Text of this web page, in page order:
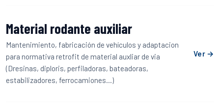
Material rodante auxiliar
Mantenimiento, fabricación de vehículos y adaptacion
para normativa retrofit de material auxliar de via
(Dresinas, diploris, perfiladoras, bateadoras,
estabilizadores, ferrocamiones...)
Ver →